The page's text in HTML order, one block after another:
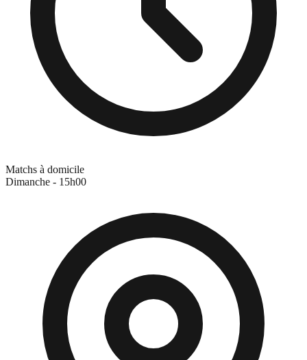
Matchs à domicile
Dimanche - 15h00